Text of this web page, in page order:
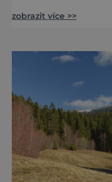
louka v Evropě,
přijíždějí. Nejde o
ochranu krajiny,
vlastního úspě
zobrazit více >>